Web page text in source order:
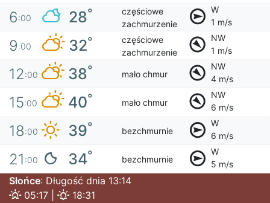
6:00 28°
częściowe
zachmurzenie
W
1 m/s
9:00 32°
częściowe
zachmurzenie
NW
1 m/s
12:00 38° mało chmur
NW
4 m/s
15:00 40° mało chmur
NW
6 m/s
18:00 39° bezchmurnie
W
6 m/s
21 :00 34° bezchmurnie
W
5 m/s
Słońce: Długość dnia 13:14
05:17 |
18:31